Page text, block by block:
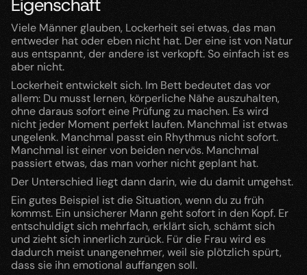
Viele Männer glauben, Lockerheit sei etwas, das man
entweder hat oder eben nicht hat. Der eine ist von Natur
aus entspannt, der andere ist verkopft. So einfach ist es
aber nicht.
Lockerheit entwickelt sich. Im Bett bedeutet das vor
allem: Du musst lernen, körperliche Nähe auszuhalten,
ohne daraus sofort eine Prüfung zu machen. Es wird
nicht jeder Moment perfekt laufen. Manchmal ist etwas
ungelenk. Manchmal passt ein Rhythmus nicht sofort.
Manchmal ist einer von beiden nervös. Manchmal
passiert etwas, das man vorher nicht geplant hat.
Der Unterschied liegt dann darin, wie du damit umgehst.
Ein gutes Beispiel ist die Situation, wenn du zu früh
kommst. Ein unsicherer Mann geht sofort in den Kopf. Er
entschuldigt sich mehrfach, erklärt sich, schämt sich
und zieht sich innerlich zurück. Für die Frau wird es
dadurch meist unangenehmer, weil sie plötzlich spürt,
dass sie ihn emotional auffangen soll.